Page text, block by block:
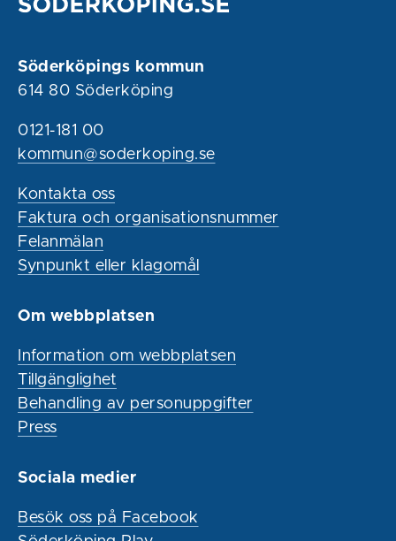
Söderköpings kommun
614 80 Söderköping
0121-181 00
kommun@soderkoping.se
Kontakta oss
Faktura och organisationsnummer
Felanmälan
Synpunkt eller klagomål
Om webbplatsen
Information om webbplatsen
Tillgänglighet
Behandling av personuppgifter
Press
Sociala medier
Besök oss på Facebook